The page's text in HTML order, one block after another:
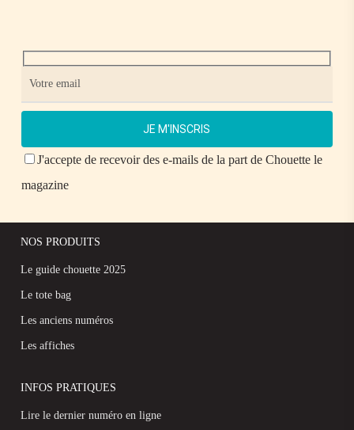
J'accepte de recevoir des e-mails de la part de Chouette le
magazine
NOS PRODUITS
Le guide chouette 2025
Le tote bag
Les anciens numéros
Les affiches
INFOS PRATIQUES
Lire le dernier numéro en ligne